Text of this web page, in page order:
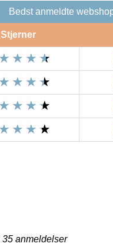
Bedst anmeldte
Stjerner
35 anmeldelser